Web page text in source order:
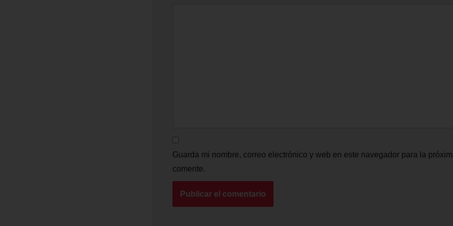
Guarda mi nombre, correo electrónico y web en este navegador para la
comente.